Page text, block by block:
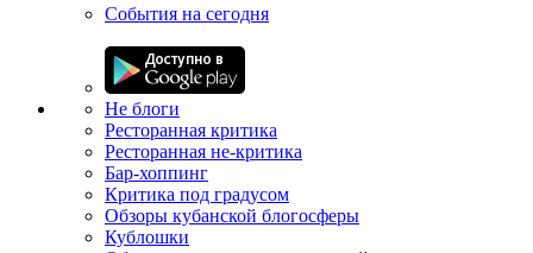
События на сегодня
Не блоги
Ресторанная критика
Ресторанная не-критика
Бар-хоппинг
Критика под градусом
Обзоры кубанской блогосферы
Кублошки